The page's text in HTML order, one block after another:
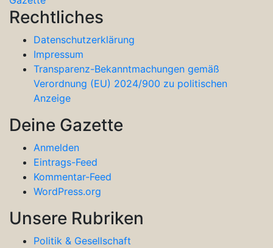
Rechtliches
Datenschutzerklärung
Impressum
Transparenz-Bekanntmachungen gemäß
Verordnung (EU) 2024/900 zu politischen
Anzeige
Deine Gazette
Anmelden
Eintrags-Feed
Kommentar-Feed
WordPress.org
Unsere Rubriken
Politik & Gesellschaft